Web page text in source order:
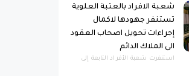
شعبة الافراد بالعتبة العلوية
تستنفر جهودها لاكمال
إجراءات تحويل اصحاب العقود
الى الملاك الدائم
استنفرت شعبة الأفراد التابعة إلى